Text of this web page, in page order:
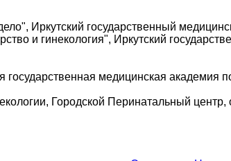
Иркутский государственный
и гинекология", Иркутский
государственная медицинская академия
Городской Перинатальный центр,